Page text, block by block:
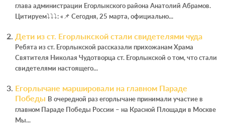
глава администрации Егорлыкского района Анатолий Абрамов.
Цитируем⤵⤵⤵: «📌 Сегодня, 25 марта, официально...
Дети из ст. Егорлыкской стали свидетелями чуда
Ребята из ст. Егорлыкской рассказали прихожанам Храма
Святителя Николая Чудотворца ст. Егорлыкской о том, что стали
свидетелями настоящего...
Егорлычане маршировали на главном Параде
Победы В очередной раз егорлычане принимали участие в
главном Параде Победы России – на Красной Площади в Москве
Мы...